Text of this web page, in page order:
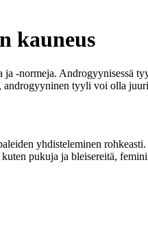
kauneus
normeja. Androgyynisessä
androgyyninen tyyli voi olla
yhdisteleminen
pukuja ja bleisereitä,